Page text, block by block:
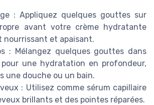
: Appliquez quelques gouttes sur
avant votre crème hydratante
nourrissant et apaisant.
: Mélangez quelques gouttes dans
une hydratation en profondeur,
une douche ou un bain.
: Utilisez comme sérum capillaire
brillants et des pointes réparées.